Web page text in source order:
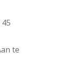
te